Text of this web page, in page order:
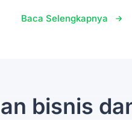
Baca Selengkapnya
bisnis